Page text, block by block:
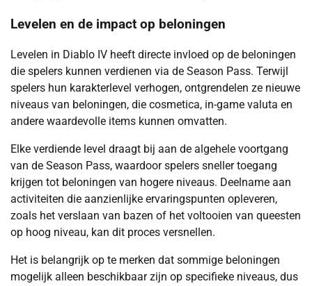
Levelen en de impact op beloningen
Levelen in Diablo IV heeft directe invloed op de beloningen
die spelers kunnen verdienen via de Season Pass. Terwijl
spelers hun karakterlevel verhogen, ontgrendelen ze nieuwe
niveaus van beloningen, die cosmetica, in-game valuta en
andere waardevolle items kunnen omvatten.
Elke verdiende level draagt bij aan de algehele voortgang
van de Season Pass, waardoor spelers sneller toegang
krijgen tot beloningen van hogere niveaus. Deelname aan
activiteiten die aanzienlijke ervaringspunten opleveren,
zoals het verslaan van bazen of het voltooien van queesten
op hoog niveau, kan dit proces versnellen.
Het is belangrijk op te merken dat sommige beloningen
mogelijk alleen beschikbaar zijn op specifieke niveaus, dus